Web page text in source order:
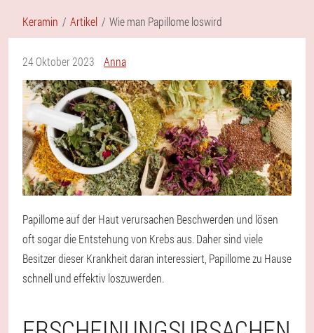
Keramin Artikel Wie man Papillome loswird
24 Oktober 2023 Anna
Papillome auf der Haut verursachen Beschwerden und lösen
oft sogar die Entstehung von Krebs aus. Daher sind viele
Besitzer dieser Krankheit daran interessiert, Papillome zu Hause
schnell und effektiv loszuwerden.